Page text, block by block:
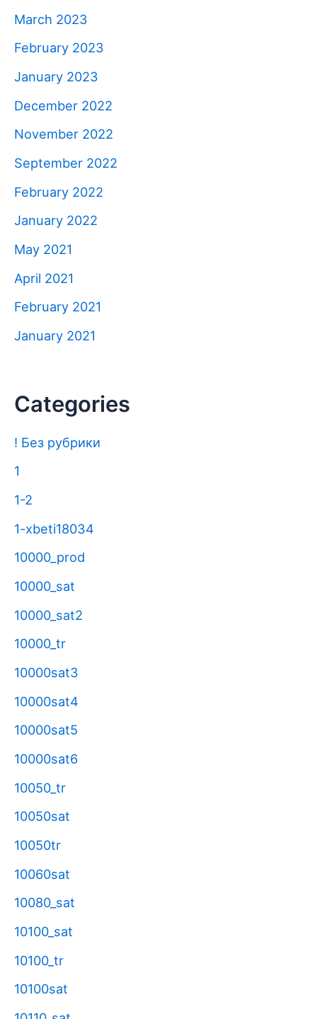
March 2023
February 2023
January 2023
December 2022
November 2022
September 2022
February 2022
January 2022
May 2021
April 2021
February 2021
January 2021
Categories
! Без рубрики
1
1-2
1-xbeti18034
10000_prod
10000_sat
10000_sat2
10000_tr
10000sat3
10000sat4
10000sat5
10000sat6
10050_tr
10050sat
10050tr
10060sat
10080_sat
10100_sat
10100_tr
10100sat